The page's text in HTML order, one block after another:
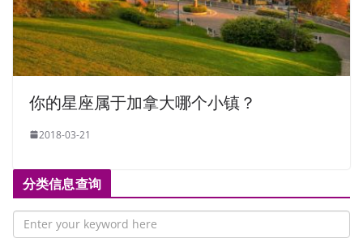
你的星座属于加拿大哪个小镇？
2018-03-21
分类信息查询